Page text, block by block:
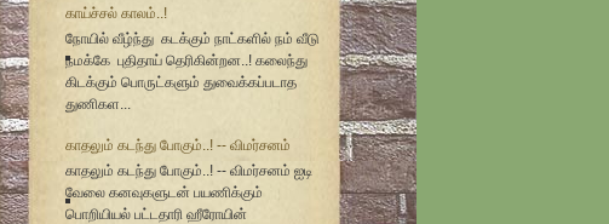
காய்ச்சல் காலம்..!
நோயில் வீழ்ந்து கடக்கும் நாட்களில் நம் வீடு
நமக்கே புதிதாய் தெரிகின்றன..! கலைந்து
கிடக்கும் பொருட்களும் துவைக்கப்படாத
துணிகள...
காதலும் கடந்து போகும்..! -- விமர்சனம்
காதலும் கடந்து போகும்..! -- விமர்சனம் ஐடி
வேலை கனவுகளுடன் பயணிக்கும்
பொறியியல் பட்டதாரி ஹீரோயின்